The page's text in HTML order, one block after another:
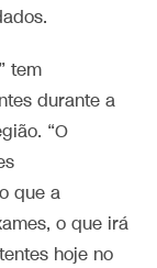
tem
durante a
“O
que a
o que irá
hoje no